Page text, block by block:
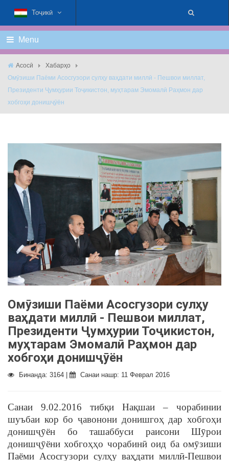
Тоҷикӣ
Menu
Асосӣ
Хабарҳо
Омȳзиши Паёми Асосгузори сулҳу ваҳдати миллӣ - Пешвои миллат,
Президенти Ҷумҳурии Тоҷикистон, муҳтарам Эмомалӣ Раҳмон дар
хобгоҳи донишҷȳён
Омȳзиши Паёми Асосгузори сулҳу
ваҳдати миллӣ - Пешвои миллат,
Президенти Ҷумҳурии Тоҷикистон,
муҳтарам Эмомалӣ Раҳмон дар
хобгоҳи донишҷȳён
Бинанда: 3164 | Санаи нашр: 11 Феврал 2016
Санаи 9.02.2016 тибқи Нақшаи – чорабинии
шуъбаи кор бо ҷавонони донишгоҳ дар хобгоҳи
донишҷȳён бо ташаббуси раисони Шȳрои
донишҷȳёни хобгоҳҳо чорабинӣ оид ба омȳзиши
Паёми Асосгузори сулҳу ваҳдати миллӣ-Пешвои